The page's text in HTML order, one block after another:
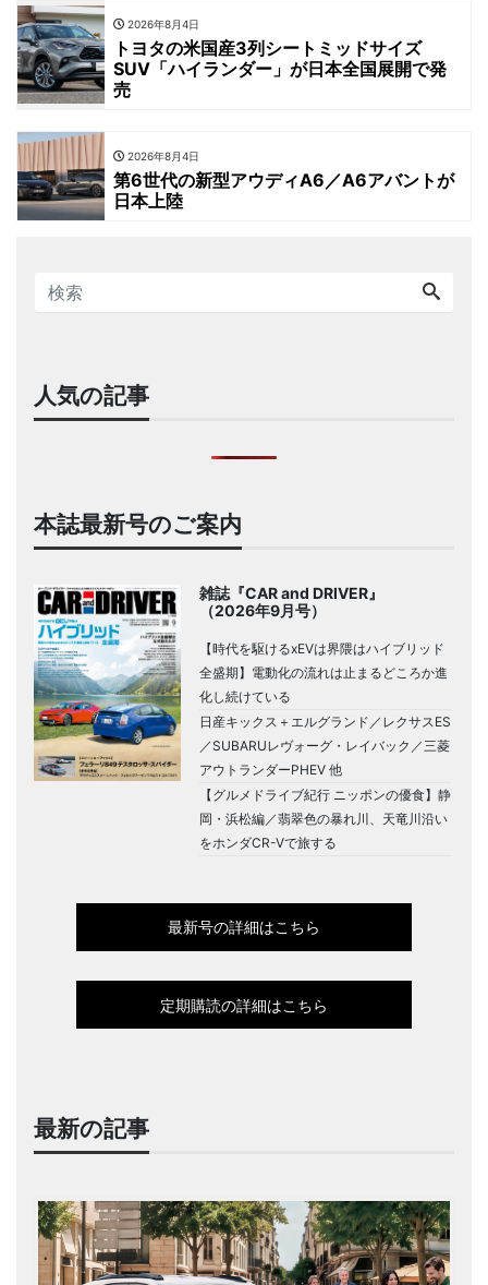
2026年8月4日
トヨタの米国産3列シートミッドサイズ
SUV「ハイランダー」が日本全国展開で発
売
2026年8月4日
第6世代の新型アウディA6／A6アバントが
日本上陸
人気の記事
本誌最新号のご案内
雑誌『CAR and DRIVER』
（2026年9月号）
【時代を駆けるxEVは界隈はハイブリッド
全盛期】電動化の流れは止まるどころか進
化し続けている
日産キックス＋エルグランド／レクサスES
／SUBARUレヴォーグ・レイバック／三菱
アウトランダーPHEV 他
【グルメドライブ紀行 ニッポンの優食】静
岡・浜松編／翡翠色の暴れ川、天竜川沿い
をホンダCR-Vで旅する
最新号の詳細はこちら
定期購読の詳細はこちら
最新の記事